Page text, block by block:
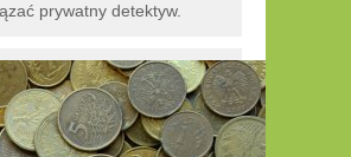
prywatny detektyw.